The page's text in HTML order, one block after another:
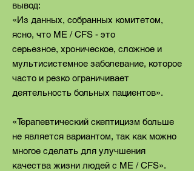
вывод:
«Из данных, собранных комитетом,
ясно, что ME / CFS - это
серьезное, хроническое, сложное и
мультисистемное заболевание, которое
часто и резко ограничивает
деятельность больных пациентов».
«Терапевтический скептицизм больше
не является вариантом, так как можно
многое сделать для улучшения
качества жизни людей с ME / CFS».